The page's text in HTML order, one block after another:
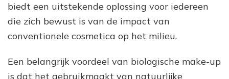
biedt een uitstekende oplossing voor iedereen
die zich bewust is van de impact van
conventionele cosmetica op het milieu.
Een belangrijk voordeel van biologische make-up
is dat het gebruikmaakt van natuurlijke